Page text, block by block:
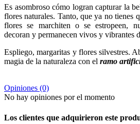
Es asombroso cómo logran capturar la
flores naturales. Tanto, que ya no tienes
flores se marchiten o se estropeen,
decoran y permanecen vivos y vibrantes
Espliego, margaritas y flores silvestres.
magia de la naturaleza con el ramo
Opiniones (0)
No hay opiniones por el momento
Los clientes que adquirieron este